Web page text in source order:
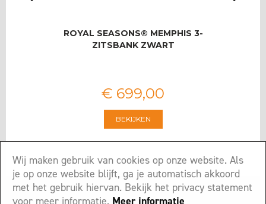
ROYAL SEASONS® MEMPHIS 3-
ZITSBANK ZWART
€ 699,00
BEKIJKEN
Wij maken gebruik van cookies op onze website. Als
je op onze website blijft, ga je automatisch akkoord
met het gebruik hiervan. Bekijk het privacy statement
voor meer informatie. Meer informatie